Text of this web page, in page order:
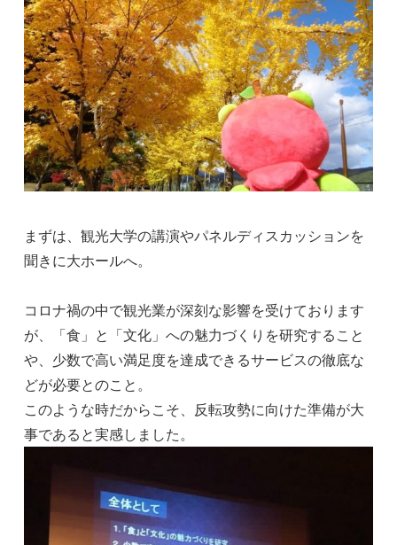
まずは、観光大学の講演やパネルディスカッションを
聞きに大ホールへ。
コロナ禍の中で観光業が深刻な影響を受けております
が、「食」と「文化」への魅力づくりを研究すること
や、少数で高い満足度を達成できるサービスの徹底な
どが必要とのこと。
このような時だからこそ、反転攻勢に向けた準備が大
事であると実感しました。